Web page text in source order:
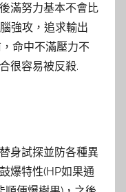
滿努力基本不會比
強攻，追求輸出
命中不滿壓力不
很容易被反殺.
身試探並防各種異
爆特性(HP如果通